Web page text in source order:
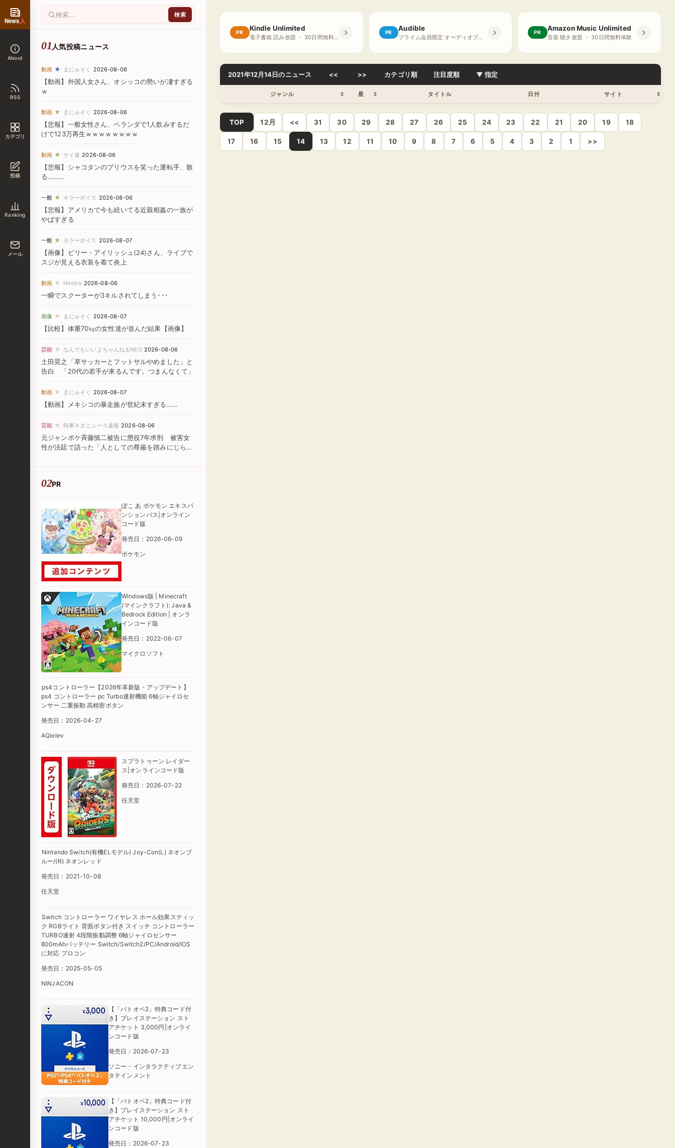
News人
About
RSS
カテゴリ
投稿
Ranking
メール
人気投稿ニュース
動画 ★ まにゅそく 2026-08-06
【動画】外国人女さん、オシッコの勢いが凄すぎる
ｗ
動画 ★ まにゅそく 2026-08-06
【悲報】一般女性さん、ベランダで1人飲みするだ
けで123万再生ｗｗｗｗｗｗｗｗ
動画 ★ サイ速 2026-08-06
【悲報】シャコタンのプリウスを笑った運転手、散
る………
一般 ★ ネラーボイス 2026-08-06
【悲報】アメリカで今も続いてる近親相姦の一族が
やばすぎる
一般 ★ ネラーボイス 2026-08-07
【画像】ビリー・アイリッシュ(24)さん、ライブで
スジが見える衣装を着て炎上
動画 ★ Hiroiro 2026-08-06
一瞬でスクーターが3キルされてしまう･･･
画像 ★ まにゅそく 2026-08-07
【比較】体重70㎏の女性達が並んだ結果【画像】
芸能 ★ なんでもいいよちゃんねるNEO 2026-08-06
土田晃之「草サッカーとフットサルやめました」と
告白 「20代の若手が来るんです。つまんなくて」
動画 ★ まにゅそく 2026-08-07
【動画】メキシコの暴走族が世紀末すぎる……
芸能 ★ 時事ネタニュース速報 2026-08-06
元ジャンポケ斉藤慎二被告に懲役7年求刑 被害女
性が法廷で語った「人としての尊厳を踏みにじられ
PR
ぽこ あ ポケモン エキスパ
ンションパス|オンライン
コード版
発売日：2026-06-09
ポケモン
Windows版 | Minecraft
(マインクラフト): Java &
Bedrock Edition | オンラ
インコード版
発売日：2022-06-07
マイクロソフト
ps4コントローラー【2026年革新版・アップデート】
ps4 コントローラー pc Turbo連射機能 6軸ジャイロセ
ンサー 二重振動 高精密ボタン
発売日：2026-04-27
AQielev
スプラトゥーン レイダー
ス|オンラインコード版
発売日：2026-07-22
任天堂
Nintendo Switch(有機ELモデル) Joy-Con(L) ネオンブ
ルー/(R) ネオンレッド
発売日：2021-10-08
任天堂
Switch コントローラー ワイヤレス ホール効果スティッ
ク RGBライト 背面ボタン付き スイッチ コントローラー
TURBO連射 4段階振動調整 6軸ジャイロセンサー
800mAhバッテリー Switch/Switch2/PC/Android/IOS
に対応 プロコン
発売日：2025-05-05
NINJACON
【「バトオペ2」特典コード付
き】プレイステーション スト
アチケット 3,000円|オンライ
ンコード版
発売日：2026-07-23
ソニー・インタラクティブエン
タテインメント
【「バトオペ2」特典コード付
き】プレイステーション スト
アチケット 10,000円|オンライ
ンコード版
発売日：2026-07-23
PR Kindle Unlimited
電子書籍 読み放題 ・ 30日間無料体験
PR Audible
プライム会員限定 オーディオブック ・ 30日間無料体験
PR Amazon Music Unlimited
音楽 聴き放題 ・ 30日間無料体験
2021年12月14日のニュース << >> カテゴリ順 注目度順 ▼ 指定
ジャンル 星 タイトル 日付 サイト
TOP 12月 << 31 30 29 28 27 26 25 24 23 22 21 20 19 18
17 16 15 14 13 12 11 10 9 8 7 6 5 4 3 2 1 >>